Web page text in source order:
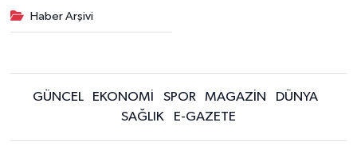
Haber Arşivi
GÜNCEL EKONOMİ SPOR MAGAZİN
DÜNYA
SAĞLIK
E-GAZETE